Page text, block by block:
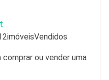
ou vender uma